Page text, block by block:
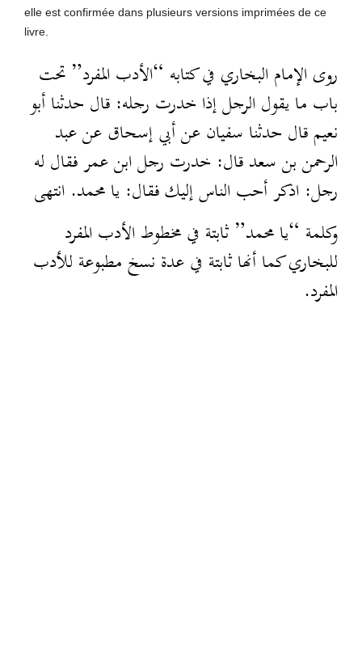
elle est confirmée dans plusieurs versions imprimées de ce
livre.
روى الإمام البخاري في كتابه “الأدب المفرد” تحت
باب ما يقول الرجل إذا خدرت رجله: قال حدثنا أبو
نعيم قال حدثنا سفيان عن أبي إسحاق عن عبد
الرحمن بن سعد قال: خدرت رجل ابن عمر فقال له
رجل: اذكر أحب الناس إليك فقال: يا محمد. انتهى
وكلمة “يا محمد” ثابتة في مخطوط الأدب المفرد
للبخاري كما أنها ثابتة في عدة نسخ مطبوعة للأدب
المفرد.